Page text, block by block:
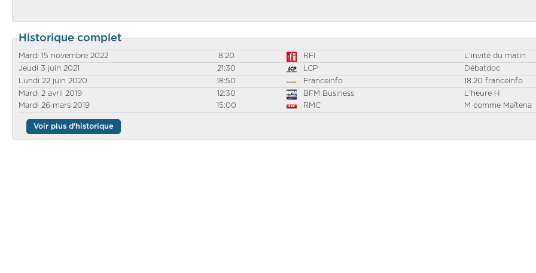
Historique complet
Mardi 15 novembre 2022 8:20 RFI
L'invité du matin
Jeudi 3 juin 2021
21:30 LCP
Débatdoc
Lundi 22 juin 2020
18:50 Franceinfo
18.20 franceinfo
Mardi 2 avril 2019
12:30 BFM Business
L'heure H
Mardi 26 mars 2019
15:00 RMC M comme Maïtena
Voir plus d'historique